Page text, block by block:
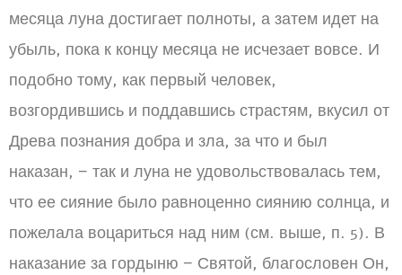
месяца луна достигает полноты, а затем идет на
убыль, пока к концу месяца не исчезает вовсе. И
подобно тому, как первый человек,
возгордившись и поддавшись страстям, вкусил от
Древа познания добра и зла, за что и был
наказан, − так и луна не удовольствовалась тем,
что ее сияние было равноценно сиянию солнца, и
пожелала воцариться над ним (см. выше, п. 5). В
наказание за гордыню − Святой, благословен Он,